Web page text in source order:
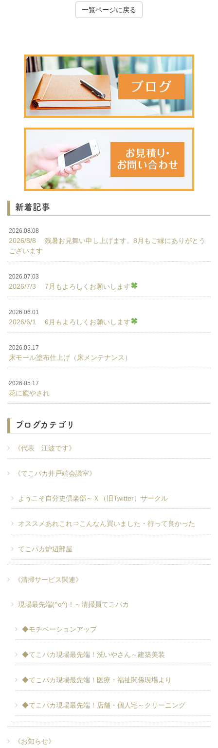
一覧ページに戻る
新着記事
2026.08.08
2026/8/8 残暑お見舞い申し上げます。8月もご縁にありがとう
ございます
2026.07.03
2026/7/3 7月もよろしくお願いします
2026.06.01
2026/6/1 6月もよろしくお願いします
2026.05.17
床モール塗布仕上げ（床メンテナンス）
2026.05.17
花に癒やされ
ブログカテゴリ
《代表 江波です》
《てこパカ井戸端会議室》
ようこそ自分史倶楽部～Ｘ（旧Twitter）サークル
オススメあれこれ⇒こんなん買いました・行って良かった
てこパカ炉辺部屋
《清掃サービス関連》
現場最先端(^o^)！～清掃員てこパカ
◆モチベーションアップ
◆てこパカ現場最先端！洗いやさん～建築美装
◆てこパカ現場最先端！医療・福祉関係現場より
◆てこパカ現場最先端！店舗・個人宅～クリーニング
《お知らせ》